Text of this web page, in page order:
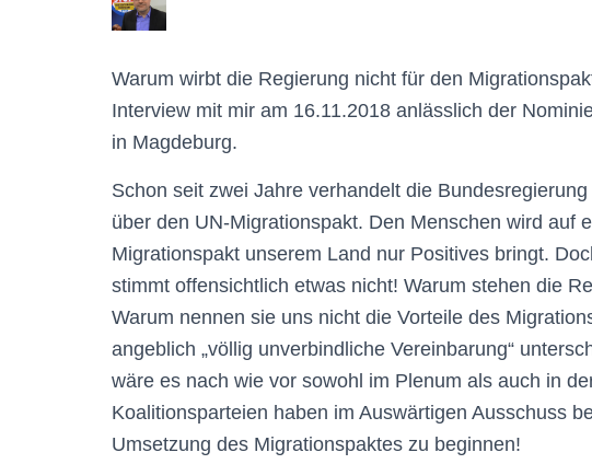
Warum wirbt die Regierung nicht für den
Interview mit mir am 16.11.2018 anlässlich der
in Magdeburg.
Schon seit zwei Jahre verhandelt die
über den UN-Migrationspakt. Den Menschen wird auf
Migrationspakt unserem Land nur Positives bringt.
stimmt offensichtlich etwas nicht! Warum stehen die
Warum nennen sie uns nicht die Vorteile des
angeblich „völlig unverbindliche Vereinbarung“
wäre es nach wie vor sowohl im Plenum als auch in
Koalitionsparteien haben im Auswärtigen Ausschuss
Umsetzung des Migrationspaktes zu beginnen!